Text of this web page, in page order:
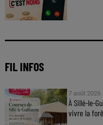
FIL INFOS
7 août 2026
À Sillé-le-
vivre la